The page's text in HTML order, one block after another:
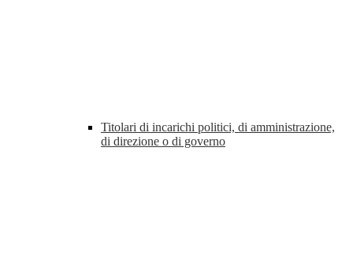
Titolari di incarichi politici, di amministrazione,
di direzione o di governo